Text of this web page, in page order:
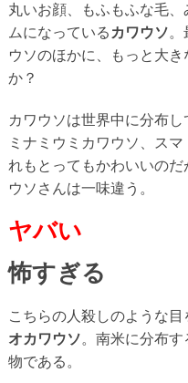
丸いお顔、もふもふな毛
ムになっている カワウソ。
ウソのほかに、もっと大
か？
カワウソは世界中に分布し
ミナミウミカワウソ、ス
れもとってもかわいいの
ウソさんは一味違う。
ヤバい
怖すぎる
こちらの人殺しのような目
オカワウソ。南米に分布
物である。